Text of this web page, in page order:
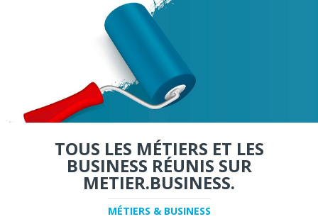
TOUS LES MÉTIERS ET LES
BUSINESS RÉUNIS SUR
METIER.BUSINESS.
MÉTIERS & BUSINESS